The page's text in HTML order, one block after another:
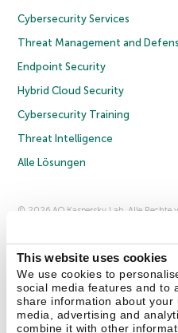
This website uses cookies
We use cookies to
social media features and to
share information about
media, advertising and
combine it with other
Cybersecurity Services
Threat Management and
Endpoint Security
Hybrid Cloud Security
Cybersecurity Training
Threat Intelligence
Alle Lösungen
© 2026 AO Kaspersky Lab. Alle Rechte
Kontakt Über uns Partner Blog
Pressemitteilungen